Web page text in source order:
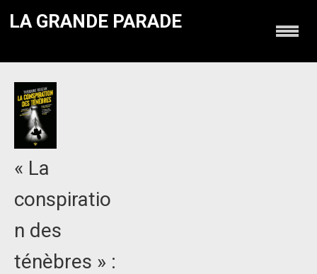
LA GRANDE PARADE
« La
conspiratio
n des
ténèbres » :